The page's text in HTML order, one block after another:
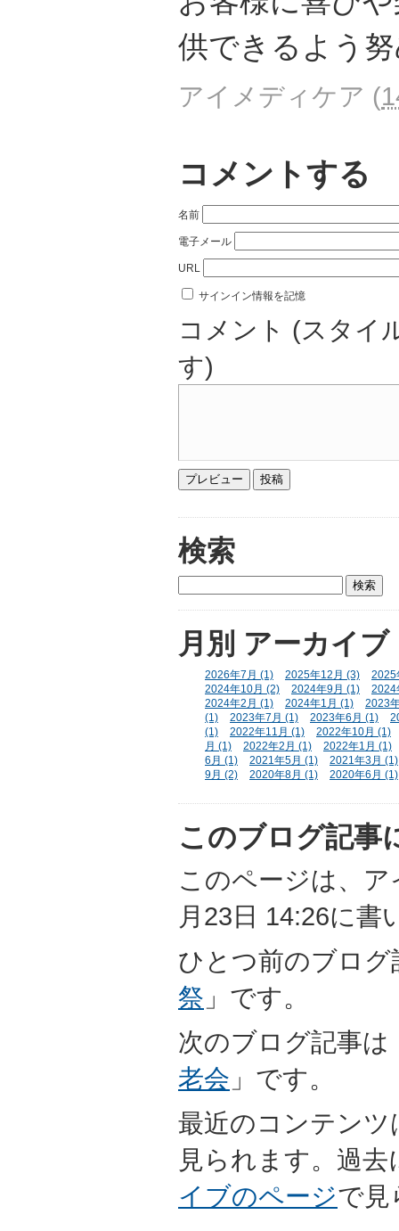
供できるよう
アイメディケア (
コメントする
名前
電子メール
URL
サインイン情報を記憶
コメント (スタイ
す)
検索
月別 アーカイブ
2026年7月 (1) 2025年12月 (3)
2025
2024年10月 (2)
2024年9月 (1)
2024
2024年2月 (1)
2024年1月 (1)
2023
(1)
2023年7月 (1) 2023年6月 (1)
(1)
2022年11月 (1)
2022年10月 (1)
月 (1)
2022年2月 (1)
2022年1月 (1)
6月 (1)
2021年5月 (1)
2021年3月 (1)
9月 (2)
2020年8月 (1) 2020年6月 (1)
このブログ記事
このページは、
月23日 14:26に書
ひとつ前のブログ
祭 」です。
次のブログ記事は
老会 」です。
最近のコンテンツ
見られます。過
イブのページで見